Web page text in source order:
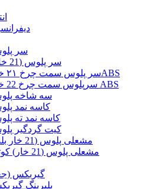
سر
سر پلوس (21 خار)
سر پلوس سمت چرخ ۲۱ خارABS
سرپلوس سمت چرخ 22 خار ABS
سه شاخه
کاسه نمد
کاسه نمد ته
کیت گردگیر
مشعلی پلوس (21 خار بلند)
مشعلی پلوس (21 خار) کوتاه
گیربکس
بلبرینگ